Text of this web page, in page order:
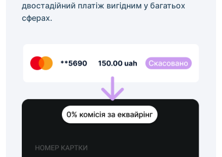
двостадійний платіж вигідним у багатьох
сферах.